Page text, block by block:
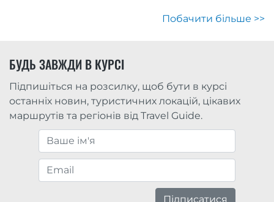
Побачити більше >>
БУДЬ ЗАВЖДИ В КУРСІ
Підпишіться на розсилку, щоб бути в курсі
останніх новин, туристичних локацій, цікавих
маршрутів та регіонів від Travel Guide.
Підписатися